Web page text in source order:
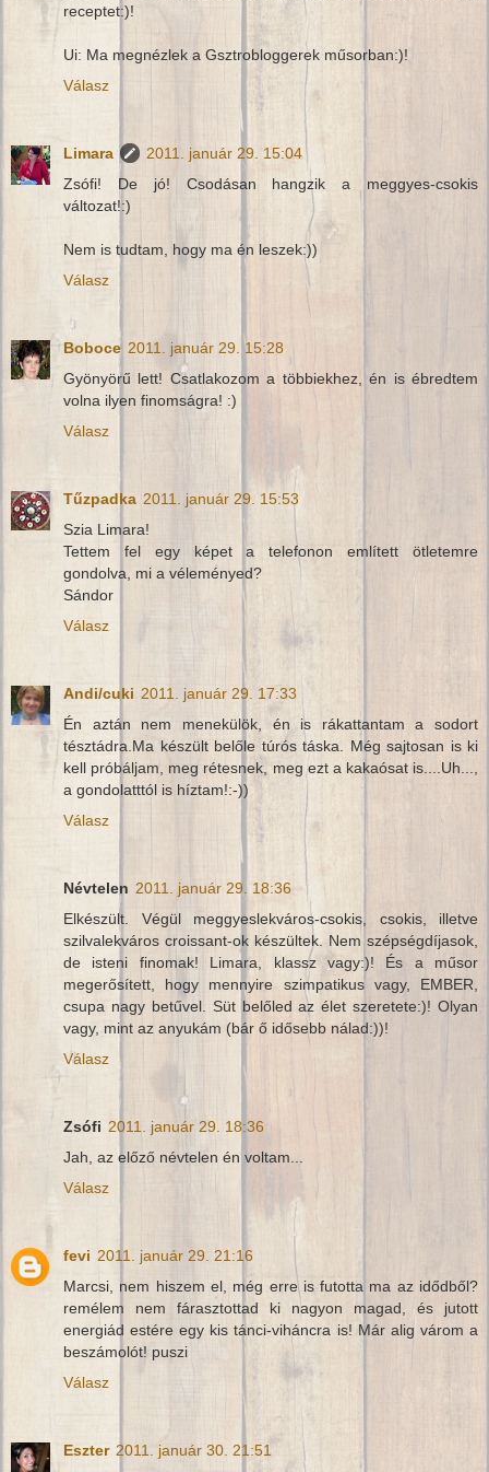
receptet:)!
Ui: Ma megnézlek a Gsztrobloggerek műsorban:)!
Válasz
Limara
2011. január 29. 15:04
Zsófi! De jó! Csodásan hangzik a meggyes-csokis
változat!:)
Nem is tudtam, hogy ma én leszek:))
Válasz
Boboce 2011. január 29. 15:28
Gyönyörű lett! Csatlakozom a többiekhez, én is ébredtem
volna ilyen finomságra! :)
Válasz
Tűzpadka 2011. január 29. 15:53
Szia Limara!
Tettem fel egy képet a telefonon említett ötletemre
gondolva, mi a véleményed?
Sándor
Válasz
Andi/cuki 2011. január 29. 17:33
Én aztán nem menekülök, én is rákattantam a sodort
tésztádra.Ma készült belőle túrós táska. Még sajtosan is ki
kell próbáljam, meg rétesnek, meg ezt a kakaósat is....Uh...,
a gondolatttól is híztam!:-))
Válasz
Névtelen 2011. január 29. 18:36
Elkészült. Végül meggyeslekváros-csokis, csokis, illetve
szilvalekváros croissant-ok készültek. Nem szépségdíjasok,
de isteni finomak! Limara, klassz vagy:)! És a műsor
megerősített, hogy mennyire szimpatikus vagy, EMBER,
csupa nagy betűvel. Süt belőled az élet szeretete:)! Olyan
vagy, mint az anyukám (bár ő idősebb nálad:))!
Válasz
Zsófi 2011. január 29. 18:36
Jah, az előző névtelen én voltam...
Válasz
fevi 2011. január 29. 21:16
Marcsi, nem hiszem el, még erre is futotta ma az idődből?
remélem nem fárasztottad ki nagyon magad, és jutott
energiád estére egy kis tánci-viháncra is! Már alig várom a
beszámolót! puszi
Válasz
Eszter 2011. január 30. 21:51